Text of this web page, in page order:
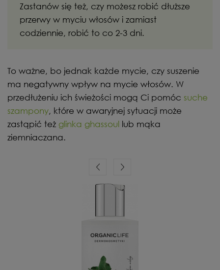
Zastanów się też, czy możesz robić dłuższe
przerwy w myciu włosów i zamiast
codziennie, robić to co 2-3 dni.
To ważne, bo jednak każde mycie, czy suszenie
ma negatywny wpływ na mycie włosów. W
przedłużeniu ich świeżości mogą Ci pomóc suche
szampony, które w awaryjnej sytuacji może
zastąpić też glinka ghassoul lub mąka
ziemniaczana.